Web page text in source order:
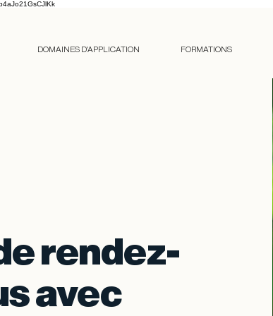
DOMAINES D'APPLICATION FORMATIONS
rendez-
avec